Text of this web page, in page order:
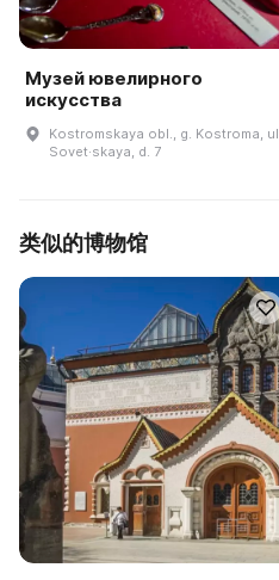
Музей ювелирного
искусства
Kostromskaya obl., g. Kostroma, ul.
Sovet·skaya, d. 7
类似的博物馆